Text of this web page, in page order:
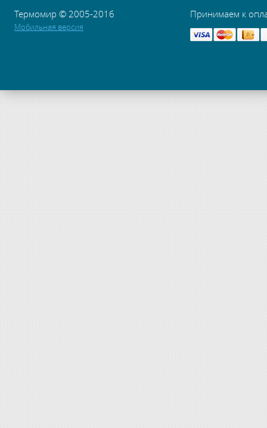
Термомир © 2005-2016
Мобильная версия
Принимаем к